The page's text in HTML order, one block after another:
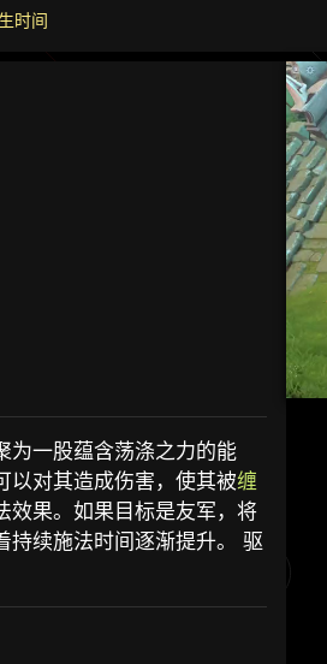
时间
为一股蕴含荡涤之力的能
以对其造成伤害，使其被缠
效果。如果目标是友军，将
持续施法时间逐渐提升。 驱